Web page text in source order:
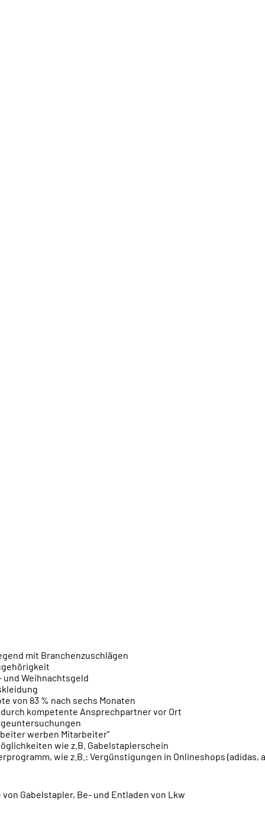
mit Branchenzuschlägen
Weihnachtsgeld
von 83 % nach sechs Monaten
kompetente Ansprechpartner vor Ort
werben Mitarbeiter”
wie z.B. Gabelstaplerschein
wie z.B.: Vergünstigungen in Onlineshops (adidas,
Gabelstapler, Be- und Entladen von Lkw